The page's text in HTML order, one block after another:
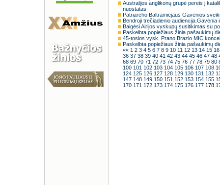
Australijos anglikonų grupė pereis į
nuostatas
Patriarcho Baltramiejaus Gavėnios
Bendroji trečiadienio audiencija.Gavėnia
Baigėsi Airijos vyskupų susitikimas su
Paskelbta popiežiaus žinia pašaukimų
45-tosios vysk. Prano Brazio MIC
Paskelbta popiežiaus žinia pašaukimų
«« 1 2 3 4 5 6 7 8 9 10 11 12 13 14 15
36 37 38 39 40 41 42 43 44 45 46 47 48
68 69 70 71 72 73 74 75 76 77 78 79 80
100 101 102 103 104 105 106 107 108
124 125 126 127 128 129 130 131 132
147 148 149 150 151 152 153 154 155
170 171 172 173 174 175 176 177 178